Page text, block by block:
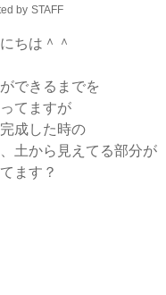
by STAFF
ちは＾＾
できるまでを
てますが
成した時の
土から見えてる部分が
ます？